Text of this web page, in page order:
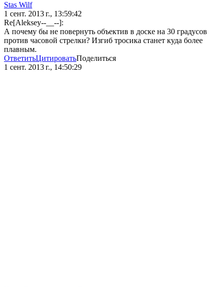
Stas Wilf
1 сент. 2013 г., 13:59:42
Re[Aleksey--__--]:
А почему бы не повернуть объектив в доске на 30 градусов
против часовой стрелки? Изгиб тросика станет куда более
плавным.
ОтветитьЦитироватьПоделиться
1 сент. 2013 г., 14:50:29